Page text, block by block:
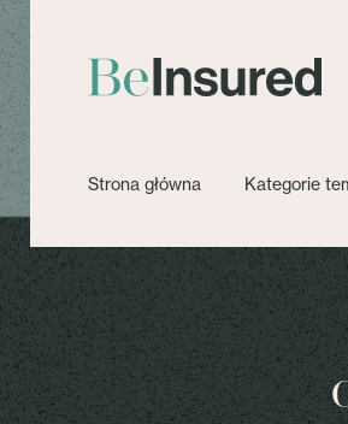
Strona główna Kategorie